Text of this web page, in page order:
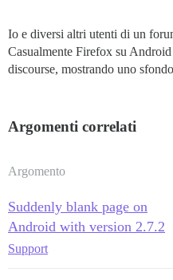
Io e diversi altri utenti di un
Casualmente Firefox su
discourse, mostrando uno
Argomenti correlati
Argomento
Suddenly blank page on
Android with version 2.7.2
Support